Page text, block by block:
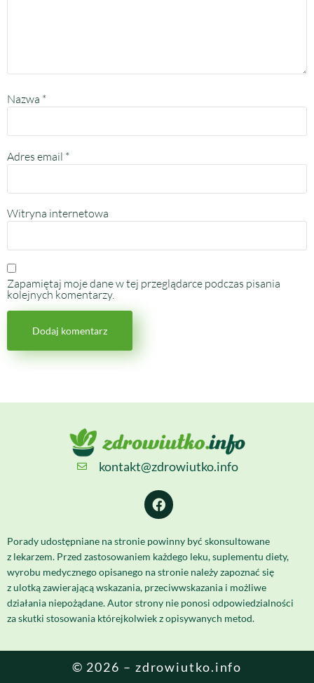
Nazwa *
Adres email *
Witryna internetowa
Zapamiętaj moje dane w tej przeglądarce podczas pisania
kolejnych komentarzy.
kontakt@zdrowiutko.info
Porady udostępniane na stronie powinny być skonsultowane
z lekarzem. Przed zastosowaniem każdego leku, suplementu diety,
wyrobu medycznego opisanego na stronie należy zapoznać się
z ulotką zawierającą wskazania, przeciwwskazania i możliwe
działania niepożądane. Autor strony nie ponosi odpowiedzialności
za skutki stosowania którejkolwiek z opisywanych metod.
© 2026 – zdrowiutko.info